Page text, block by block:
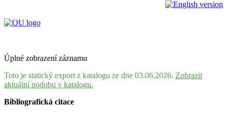
Úplné zobrazení záznamu
Toto je statický export z katalogu ze dne 03.06.2026. Zobrazit
aktuální podobu v katalogu.
Bibliografická citace